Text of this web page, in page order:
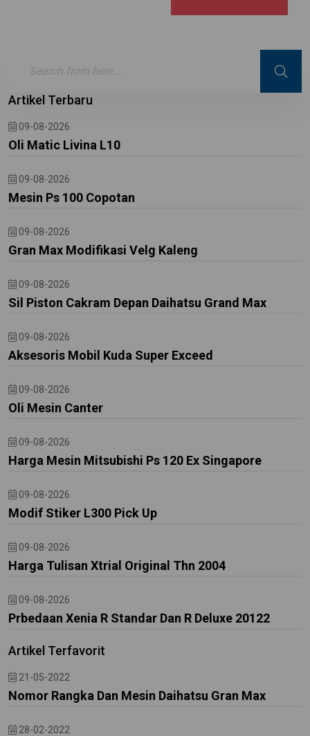
Artikel Terbaru
09-08-2026
Oli Matic Livina L10
09-08-2026
Mesin Ps 100 Copotan
09-08-2026
Gran Max Modifikasi Velg Kaleng
09-08-2026
Sil Piston Cakram Depan Daihatsu Grand Max
09-08-2026
Aksesoris Mobil Kuda Super Exceed
09-08-2026
Oli Mesin Canter
09-08-2026
Harga Mesin Mitsubishi Ps 120 Ex Singapore
09-08-2026
Modif Stiker L300 Pick Up
09-08-2026
Harga Tulisan Xtrial Original Thn 2004
09-08-2026
Prbedaan Xenia R Standar Dan R Deluxe 20122
Artikel Terfavorit
21-05-2022
Nomor Rangka Dan Mesin Daihatsu Gran Max
28-02-2022